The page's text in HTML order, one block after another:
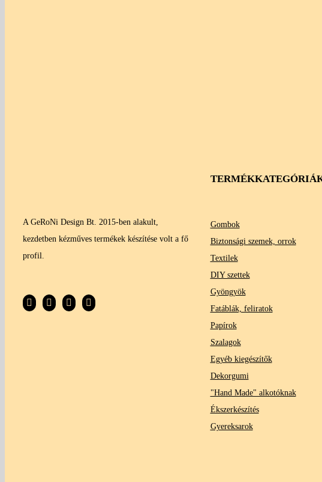
A GeRoNi Design Bt. 2015-ben alakult,
kezdetben kézműves termékek készítése volt a fő
profil.
Gombok
Biztonsági szemek, orrok
Textilek
DIY szettek
Gyöngyök
Fatáblák, feliratok
Papírok
Szalagok
Egyéb kiegészítők
Dekorgumi
"Hand Made" alkotóknak
Ékszerkészítés
Gyereksarok